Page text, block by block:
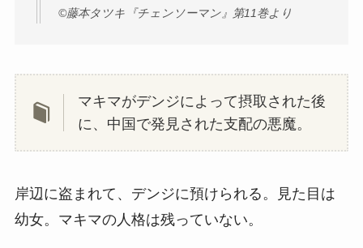
©︎藤本タツキ『チェンソーマン』第11巻より
マキマがデンジによって摂取された後
に、中国で発見された支配の悪魔。
岸辺に盗まれて、デンジに預けられる。見た目は
幼女。マキマの人格は残っていない。